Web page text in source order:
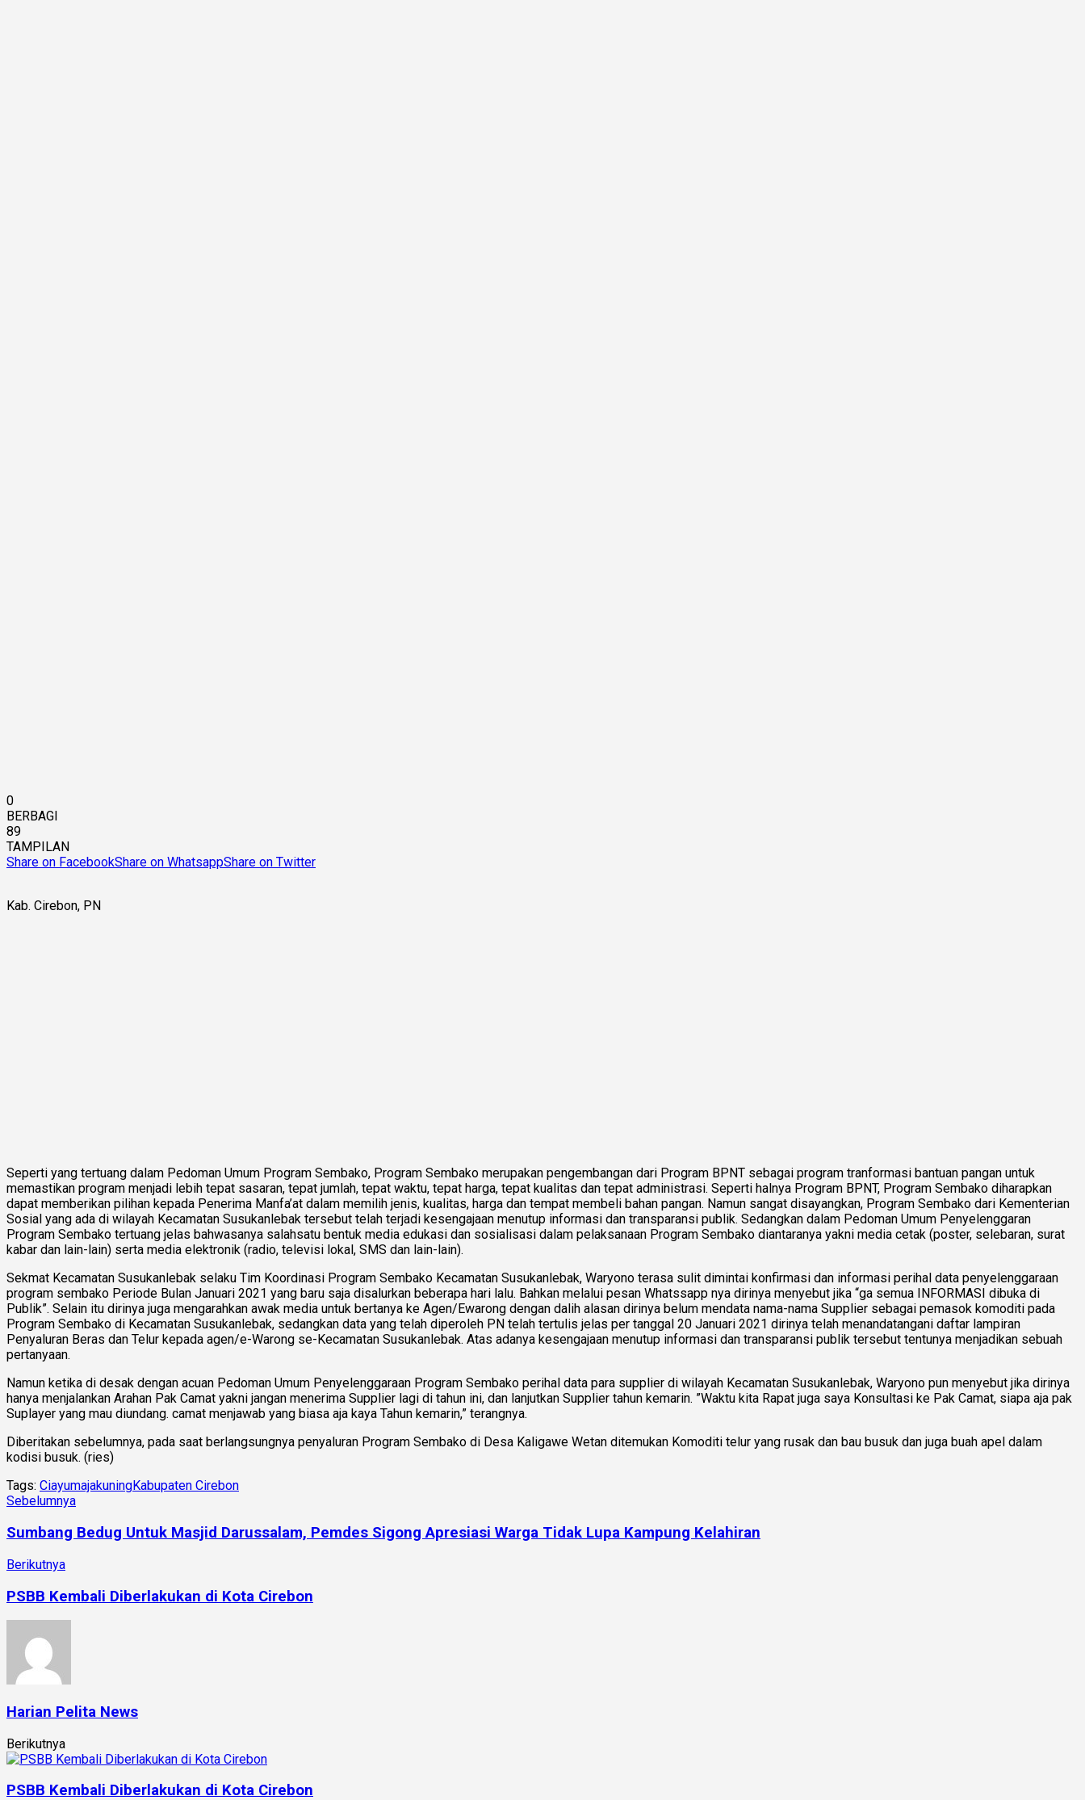
0
BERBAGI
89
TAMPILAN
Share on FacebookShare on WhatsappShare on Twitter
Kab. Cirebon, PN
Seperti yang tertuang dalam Pedoman Umum Program Sembako, Program Sembako merupakan pengembangan dari Program BPNT sebagai program tranformasi bantuan pangan untuk
memastikan program menjadi lebih tepat sasaran, tepat jumlah, tepat waktu, tepat harga, tepat kualitas dan tepat administrasi. Seperti halnya Program BPNT, Program Sembako diharapkan
dapat memberikan pilihan kepada Penerima Manfa’at dalam memilih jenis, kualitas, harga dan tempat membeli bahan pangan. Namun sangat disayangkan, Program Sembako dari Kementerian
Sosial yang ada di wilayah Kecamatan Susukanlebak tersebut telah terjadi kesengajaan menutup informasi dan transparansi publik. Sedangkan dalam Pedoman Umum Penyelenggaran
Program Sembako tertuang jelas bahwasanya salahsatu bentuk media edukasi dan sosialisasi dalam pelaksanaan Program Sembako diantaranya yakni media cetak (poster, selebaran, surat
kabar dan lain-lain) serta media elektronik (radio, televisi lokal, SMS dan lain-lain).
Sekmat Kecamatan Susukanlebak selaku Tim Koordinasi Program Sembako Kecamatan Susukanlebak, Waryono terasa sulit dimintai konfirmasi dan informasi perihal data penyelenggaraan
program sembako Periode Bulan Januari 2021 yang baru saja disalurkan beberapa hari lalu. Bahkan melalui pesan Whatssapp nya dirinya menyebut jika “ga semua INFORMASI dibuka di
Publik”. Selain itu dirinya juga mengarahkan awak media untuk bertanya ke Agen/Ewarong dengan dalih alasan dirinya belum mendata nama-nama Supplier sebagai pemasok komoditi pada
Program Sembako di Kecamatan Susukanlebak, sedangkan data yang telah diperoleh PN telah tertulis jelas per tanggal 20 Januari 2021 dirinya telah menandatangani daftar lampiran
Penyaluran Beras dan Telur kepada agen/e-Warong se-Kecamatan Susukanlebak. Atas adanya kesengajaan menutup informasi dan transparansi publik tersebut tentunya menjadikan sebuah
pertanyaan.
Namun ketika di desak dengan acuan Pedoman Umum Penyelenggaraan Program Sembako perihal data para supplier di wilayah Kecamatan Susukanlebak, Waryono pun menyebut jika dirinya
hanya menjalankan Arahan Pak Camat yakni jangan menerima Supplier lagi di tahun ini, dan lanjutkan Supplier tahun kemarin. ”Waktu kita Rapat juga saya Konsultasi ke Pak Camat, siapa aja pak
Suplayer yang mau diundang. camat menjawab yang biasa aja kaya Tahun kemarin,” terangnya.
Diberitakan sebelumnya, pada saat berlangsungnya penyaluran Program Sembako di Desa Kaligawe Wetan ditemukan Komoditi telur yang rusak dan bau busuk dan juga buah apel dalam
kodisi busuk. (ries)
Tags: CiayumajakuningKabupaten Cirebon
Sebelumnya
Sumbang Bedug Untuk Masjid Darussalam, Pemdes Sigong Apresiasi Warga Tidak Lupa Kampung Kelahiran
Berikutnya
PSBB Kembali Diberlakukan di Kota Cirebon
Harian Pelita News
Berikutnya
PSBB Kembali Diberlakukan di Kota Cirebon